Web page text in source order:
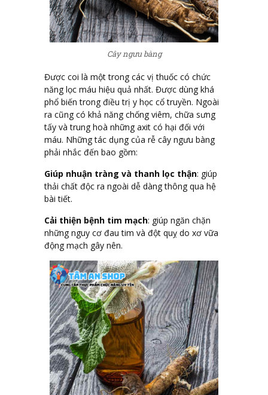
Cây ngưu bàng
Được coi là một trong các vị thuốc có chức
năng lọc máu hiệu quả nhất. Được dùng khá
phổ biến trong điều trị y học cổ truyền. Ngoài
ra cũng có khả năng chống viêm, chữa sưng
tấy và trung hoà những axit có hại đối với
máu. Những tác dụng của rễ cây ngưu bàng
phải nhắc đến bao gồm:
Giúp nhuận tràng và thanh lọc thận: giúp
thải chất độc ra ngoài dễ dàng thông qua hệ
bài tiết.
Cải thiện bệnh tim mạch: giúp ngăn chặn
những nguy cơ đau tim và đột quỵ do xơ vữa
động mạch gây nên.